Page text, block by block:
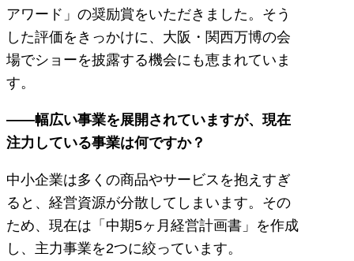
アワード」の奨励賞をいただきました。そう
した評価をきっかけに、大阪・関西万博の会
場でショーを披露する機会にも恵まれていま
す。
――幅広い事業を展開されていますが、現在
注力している事業は何ですか？
中小企業は多くの商品やサービスを抱えすぎ
ると、経営資源が分散してしまいます。その
ため、現在は「中期5ヶ月経営計画書」を作成
し、主力事業を2つに絞っています。